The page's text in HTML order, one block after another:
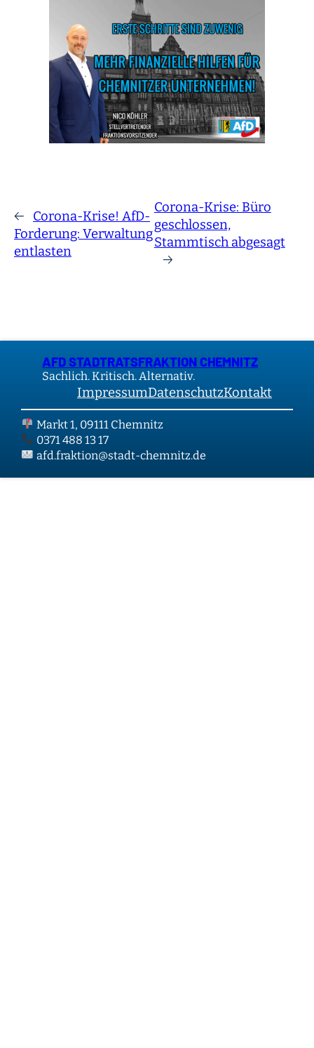
←
Corona-Krise! AfD-
Forderung: Verwaltung
entlasten
Corona-Krise: Büro
geschlossen,
Stammtisch abgesagt
→
AFD STADTRATSFRAKTION CHEMNITZ
Sachlich. Kritisch. Alternativ.
ImpressumDatenschutzKontakt
Markt 1, 09111 Chemnitz
0371 488 13 17
afd.fraktion@stadt-chemnitz.de